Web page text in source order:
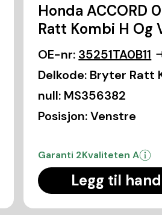
Honda ACCORD
Ratt Kombi H Og
OE-nr: 35251TA0B11
Delkode: Bryter Ratt
null: MS356382
Posisjon: Venstre
Garanti 2Kvaliteten A
Legg til